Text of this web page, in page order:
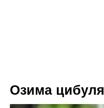
Озима цибуля